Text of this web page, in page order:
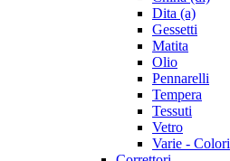
Dita (a)
Gessetti
Matita
Olio
Pennarelli
Tempera
Tessuti
Vetro
Varie - Colori